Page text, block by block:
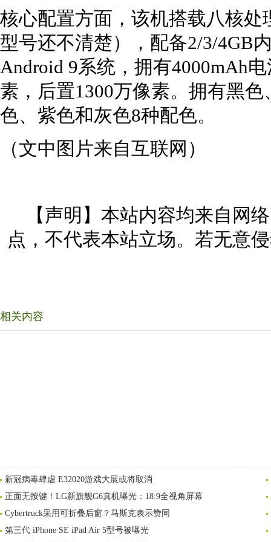
核心配置方面，该机搭载八核处
型号还不清楚），配备2/3/4GB
Android 9系统，拥有4000mAh
素，后置1300万像素。拥有黑
色、紫色和灰色8种配色。
（文中图片来自互联网）
【声明】本站内容均来自网
点，不代表本站立场。若无意
相关内容
新冠病毒肆虐 E32020游戏大展或将取消
正面无按键！LG新旗舰G6真机曝光：18:9全视角屏幕
Cybertruck采用可折叠后窗？马斯克表示赞同
第三代 iPhone SE iPad Air 5型号被曝光